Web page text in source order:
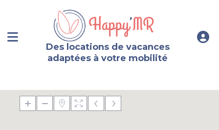
Des locations de vacances
adaptées à votre mobilité